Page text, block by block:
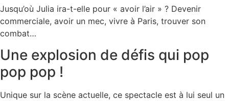
Jusqu’où Julia ira-t-elle pour « avoir l’air » ? Devenir
commerciale, avoir un mec, vivre à Paris, trouver son
combat…
Une explosion de défis qui pop
pop pop !
Unique sur la scène actuelle, ce spectacle est à lui seul un